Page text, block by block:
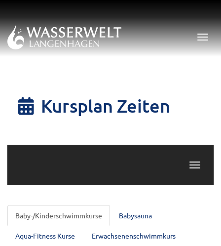
Kursplan Zeiten
Baby-/Kinderschwimmkurse Babysauna
Aqua-Fitness Kurse Erwachsenenschwimmkurs